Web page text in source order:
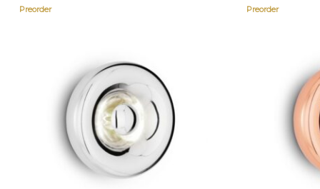
Preorder Preorder